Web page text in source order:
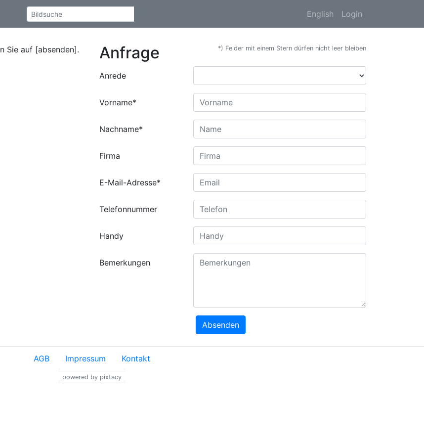
English Login
Sie auf [absenden]. *) Felder mit einem Stern dürfen nicht leer bleiben
Anfrage
Anrede
Vorname*
Nachname*
Firma
E-Mail-Adresse*
Telefonnummer
Handy
Bemerkungen
Absenden
AGB Impressum Kontakt
powered by pixtacy